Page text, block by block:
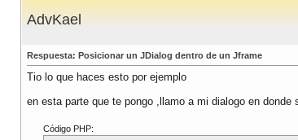
AdvKael
Respuesta: Posicionar un JDialog dentro de un Jframe
Tio lo que haces esto por ejemplo
en esta parte que te pongo ,llamo a mi dialogo en
Código PHP: